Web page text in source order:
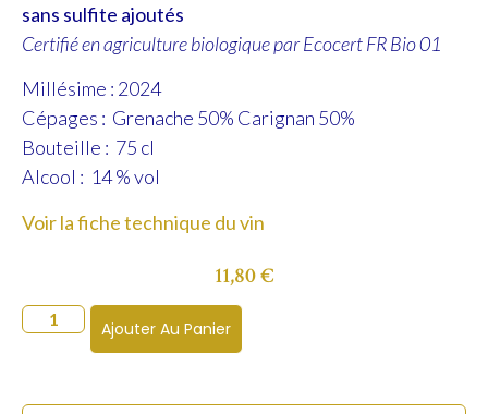
sans sulfite ajoutés
Certifié en agriculture biologique par Ecocert FR Bio 01
Millésime : 2024
Cépages : Grenache 50% Carignan 50%
Bouteille : 75 cl
Alcool : 14 % vol
Voir la fiche technique du vin
11,80€
Ajouter Au Panier